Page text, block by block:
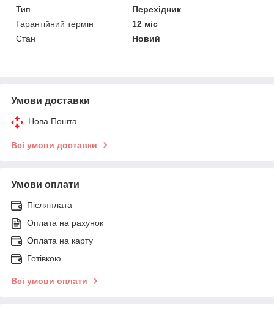
Тип
Перехідник
Гарантійний термін
12 міс
Стан
Новий
Умови доставки
Нова Пошта
Всі умови доставки
Умови оплати
Післяплата
Оплата на рахунок
Оплата на карту
Готівкою
Всі умови оплати